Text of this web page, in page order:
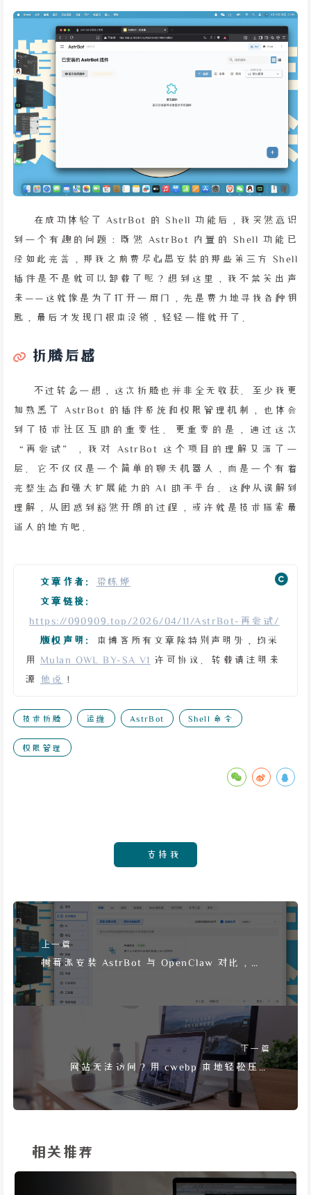
在成功体验了 AstrBot 的 Shell 功能后，我突然意识
到一个有趣的问题：既然 AstrBot 内置的 Shell 功能已
经如此完善，那我之前费尽心思安装的那些第三方 Shell
插件是不是就可以卸载了呢？想到这里，我不禁笑出声
来——这就像是为了打开一扇门，先是费力地寻找各种钥
匙，最后才发现门根本没锁，轻轻一推就开了。
折腾后感
不过转念一想，这次折腾也并非全无收获。至少我更
加熟悉了 AstrBot 的插件系统和权限管理机制，也体会
到了技术社区互助的重要性。更重要的是，通过这次
“再尝试”，我对 AstrBot 这个项目的理解又深了一
层。它不仅仅是一个简单的聊天机器人，而是一个有着
完整生态和强大扩展能力的 AI 助手平台。这种从误解到
理解，从困惑到豁然开朗的过程，或许就是技术探索最
迷人的地方吧。
文章作者:
梁栋烨
文章链接:
https://090909.top/2026/04/11/AstrBot-再尝试/
版权声明:
本博客所有文章除特别声明外，均采
用 Mulan OWL BY-SA V1 许可协议。转载请注明来
源 他说 ！
技术折腾 运维 AstrBot Shell 命令
权限管理
支持我
上一篇
树莓派安装 AstrBot 与 OpenClaw 对比，体
验及折腾实战全记录
下一篇
网站无法访问？用 cwebp 本地轻松压缩
WebP 图片
相关推荐